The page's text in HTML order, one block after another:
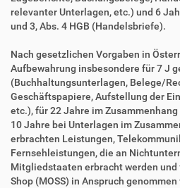
relevanter Unterlagen, etc.) und 6
und 3, Abs. 4 HGB (Handelsbriefe).
Nach gesetzlichen Vorgaben in
Aufbewahrung insbesondere für 7 J
(Buchhaltungsunterlagen, Belege/
Geschäftspapiere, Aufstellung der
etc.), für 22 Jahre im
10 Jahre bei Unterlagen im
erbrachten Leistungen,
Fernsehleistungen, die an
Mitgliedstaaten erbracht werden
Shop (MOSS) in Anspruch genommen